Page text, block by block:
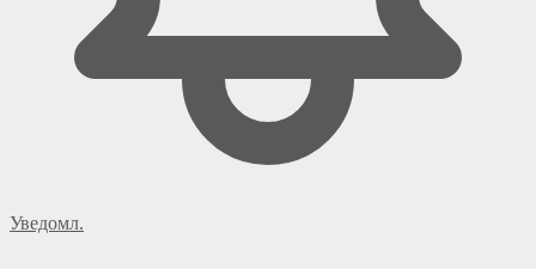
Уведомл.